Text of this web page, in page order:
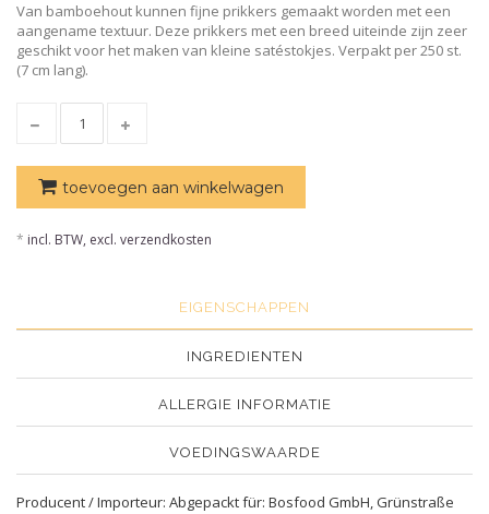
Van bamboehout kunnen fijne prikkers gemaakt worden met een
aangename textuur. Deze prikkers met een breed uiteinde zijn zeer
geschikt voor het maken van kleine satéstokjes. Verpakt per 250 st.
(7 cm lang).
toevoegen aan winkelwagen
* incl. BTW, excl. verzendkosten
EIGENSCHAPPEN
INGREDIENTEN
ALLERGIE INFORMATIE
VOEDINGSWAARDE
Producent / Importeur: Abgepackt für: Bosfood GmbH, Grünstraße